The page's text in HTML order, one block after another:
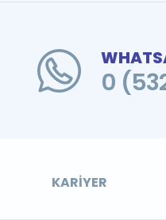
0
KARIYER